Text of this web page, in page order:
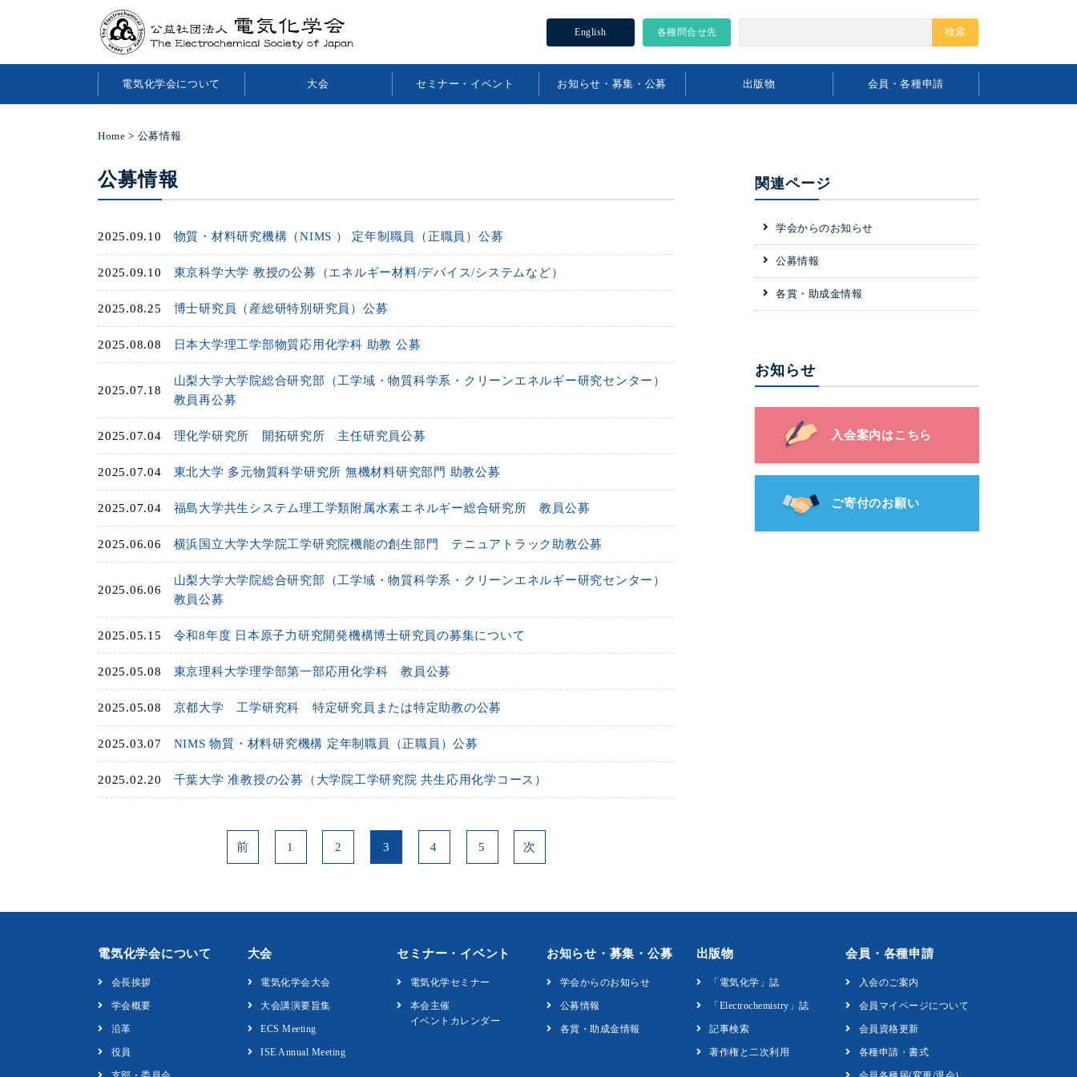
English 各種問合せ先
電気化学会について 大会 セミナー・イベント お知らせ・募集・公募 出版物 会員・各種申請
Home > 公募情報
公募情報
2025.09.10 物質・材料研究機構（NIMS ） 定年制職員（正職員）公募
2025.09.10 東京科学大学 教授の公募（エネルギー材料/デバイス/システムなど）
2025.08.25 博士研究員（産総研特別研究員）公募
2025.08.08 日本大学理工学部物質応用化学科 助教 公募
2025.07.18
山梨大学大学院総合研究部（工学域・物質科学系・クリーンエネルギー研究センター）
教員再公募
2025.07.04 理化学研究所 開拓研究所 主任研究員公募
2025.07.04 東北大学 多元物質科学研究所 無機材料研究部門 助教公募
2025.07.04 福島大学共生システム理工学類附属水素エネルギー総合研究所 教員公募
2025.06.06 横浜国立大学大学院工学研究院機能の創生部門 テニュアトラック助教公募
2025.06.06
山梨大学大学院総合研究部（工学域・物質科学系・クリーンエネルギー研究センター）
教員公募
2025.05.15 令和8年度 日本原子力研究開発機構博士研究員の募集について
2025.05.08 東京理科大学理学部第一部応用化学科 教員公募
2025.05.08 京都大学 工学研究科 特定研究員または特定助教の公募
2025.03.07 NIMS 物質・材料研究機構 定年制職員（正職員）公募
2025.02.20 千葉大学 准教授の公募（大学院工学研究院 共生応用化学コース）
前 1 2 3 4 5 次
関連ページ
学会からのお知らせ
公募情報
各賞・助成金情報
お知らせ
入会案内はこちら
ご寄付のお願い
電気化学会について
会長挨拶
学会概要
沿革
役員
大会
電気化学会大会
大会講演要旨集
ECS Meeting
ISE Annual Meeting
セミナー・イベント
電気化学セミナー
本会主催
イベントカレンダー
お知らせ・募集・公募
学会からのお知らせ
公募情報
各賞・助成金情報
出版物
「電気化学」誌
「Electrochemistry」誌
記事検索
著作権と二次利用
会員・各種申請
入会のご案内
会員マイページについて
会員資格更新
各種申請・書式